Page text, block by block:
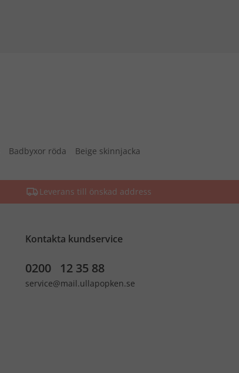
Badbyxor röda Beige skinnjacka
Leverans till önskad address
Kontakta kundservice
0200 12 35 88
service@mail.ullapopken.se